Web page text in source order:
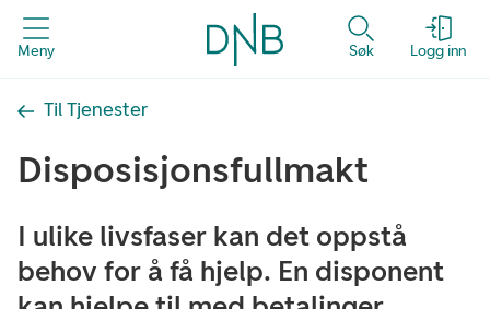
Meny Søk Logg inn
Til Tjenester
Disposisjonsfullmakt
I ulike livsfaser kan det oppstå
behov for å få hjelp. En disponent